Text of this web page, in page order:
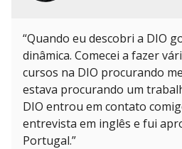
“Quando eu descobri a DIO
dinâmica. Comecei a fazer
cursos na DIO procurando
estava procurando um
DIO entrou em contato
entrevista em inglês e fui
Portugal.”